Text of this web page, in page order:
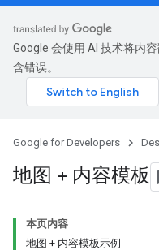
Google 会使用 AI 技术将内
含错误。
Google for Developers
地图 + 内容模板
本页内容
地图 + 内容模板示例